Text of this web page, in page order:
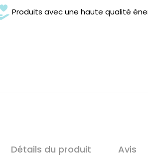
Produits avec une haute qualité
Détails du produit Avis